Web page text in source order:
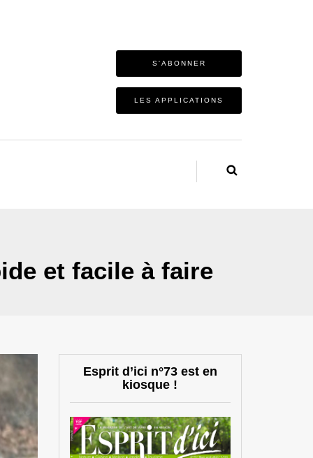
S'ABONNER
LES APPLICATIONS
et facile à faire
Esprit d’ici n°73 est en
kiosque !